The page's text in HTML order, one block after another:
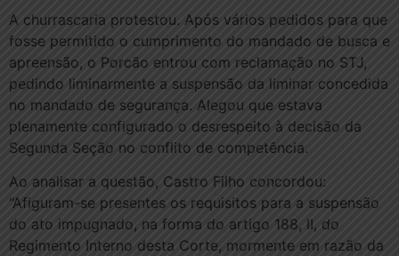
A churrascaria protestou. Após vários pedidos para que
fosse permitido o cumprimento do mandado de busca e
apreensão, o Porcão entrou com reclamação no STJ,
pedindo liminarmente a suspensão da liminar concedida
no mandado de segurança. Alegou que estava
plenamente configurado o desrespeito à decisão da
Segunda Seção no conflito de competência.
Ao analisar a questão, Castro Filho concordou:
“Afiguram-se presentes os requisitos para a suspensão
do ato impugnado, na forma do artigo 188, II, do
Regimento Interno desta Corte, mormente em razão da